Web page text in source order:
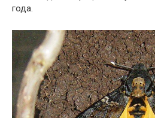
года.